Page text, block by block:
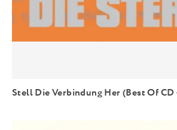
Stell Die Verbindung Her (Best Of CD